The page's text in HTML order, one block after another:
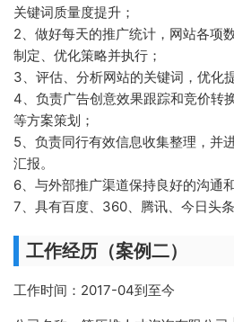
关键词质量度提升；
2、做好每天的推广统计，网站各项
制定、优化策略并执行；
3、评估、分析网站的关键词，优化
4、负责广告创意效果跟踪和竞价转
等方案策划；
5、负责同行有效信息收集整理，并
汇报。
6、与外部推广渠道保持良好的沟通和
7、具有百度、360、腾讯、今日头
工作经历（案例二）
工作时间：2017-04到至今